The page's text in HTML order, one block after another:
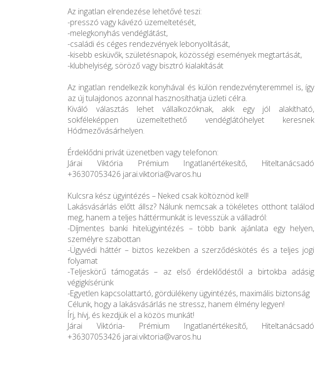
Az ingatlan elrendezése lehetővé teszi:
-presszó vagy kávézó üzemeltetését,
-melegkonyhás vendéglátást,
-családi és céges rendezvények lebonyolítását,
-kisebb esküvők, születésnapok, közösségi események megtartását,
-klubhelyiség, söröző vagy bisztró kialakítását
Az ingatlan rendelkezik konyhával és külön rendezvényteremmel is, így
az új tulajdonos azonnal hasznosíthatja üzleti célra.
Kiváló választás lehet vállalkozóknak, akik egy jól alakítható,
sokféleképpen üzemeltethető vendéglátóhelyet keresnek
Hódmezővásárhelyen.
Érdeklődni privát üzenetben vagy telefonon:
Járai Viktória Prémium Ingatlanértékesítő, Hiteltanácsadó
+36307053426 jarai.viktoria@varos.hu
Kulcsra kész ügyintézés – Neked csak költöznöd kell!
Lakásvásárlás előtt állsz? Nálunk nemcsak a tökéletes otthont találod
meg, hanem a teljes háttérmunkát is levesszük a válladról:
-Díjmentes banki hitelügyintézés – több bank ajánlata egy helyen,
személyre szabottan
-Ügyvédi háttér – biztos kezekben a szerződéskötés és a teljes jogi
folyamat
-Teljeskörű támogatás – az első érdeklődéstől a birtokba adásig
végigkísérünk
-Egyetlen kapcsolattartó, gördülékeny ügyintézés, maximális biztonság
Célunk, hogy a lakásvásárlás ne stressz, hanem élmény legyen!
Írj, hívj, és kezdjük el a közös munkát!
Járai Viktória- Prémium Ingatlanértékesítő, Hiteltanácsadó
+36307053426 jarai.viktoria@varos.hu